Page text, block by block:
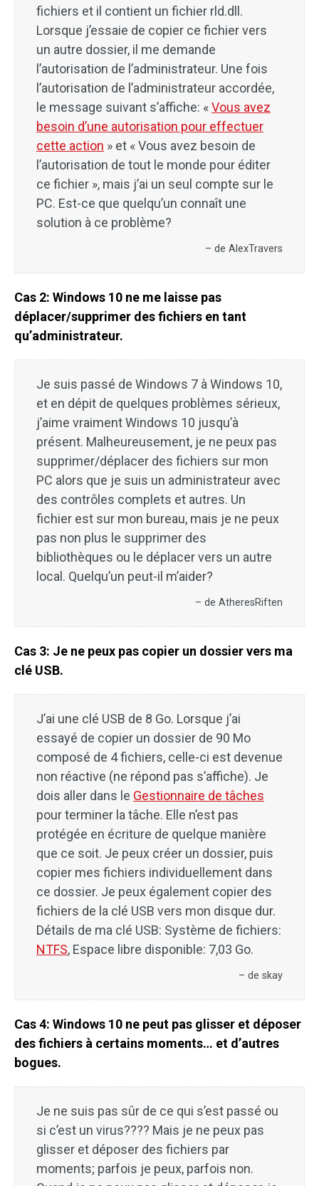
fichiers et il contient un fichier rld.dll.
Lorsque j’essaie de copier ce fichier vers
un autre dossier, il me demande
l’autorisation de l’administrateur. Une fois
l’autorisation de l’administrateur accordée,
le message suivant s’affiche: «Vous avez
besoin d’une autorisation pour effectuer
cette action » et « Vous avez besoin de
l’autorisation de tout le monde pour éditer
ce fichier », mais j’ai un seul compte sur le
PC. Est-ce que quelqu’un connaît une
solution à ce problème?
– de AlexTravers
Cas 2: Windows 10 ne me laisse pas
déplacer/supprimer des fichiers en tant
qu’administrateur.
Je suis passé de Windows 7 à Windows 10,
et en dépit de quelques problèmes sérieux,
j’aime vraiment Windows 10 jusqu’à
présent. Malheureusement, je ne peux pas
supprimer/déplacer des fichiers sur mon
PC alors que je suis un administrateur avec
des contrôles complets et autres. Un
fichier est sur mon bureau, mais je ne peux
pas non plus le supprimer des
bibliothèques ou le déplacer vers un autre
local. Quelqu’un peut-il m’aider?
– de AtheresRiften
Cas 3: Je ne peux pas copier un dossier vers ma
clé USB.
J’ai une clé USB de 8 Go. Lorsque j’ai
essayé de copier un dossier de 90 Mo
composé de 4 fichiers, celle-ci est devenue
non réactive (ne répond pas s’affiche). Je
dois aller dans le Gestionnaire de tâches
pour terminer la tâche. Elle n’est pas
protégée en écriture de quelque manière
que ce soit. Je peux créer un dossier, puis
copier mes fichiers individuellement dans
ce dossier. Je peux également copier des
fichiers de la clé USB vers mon disque dur.
Détails de ma clé USB: Système de fichiers:
NTFS, Espace libre disponible: 7,03 Go.
– de skay
Cas 4: Windows 10 ne peut pas glisser et déposer
des fichiers à certains moments… et d’autres
bogues.
Je ne suis pas sûr de ce qui s’est passé ou
si c’est un virus???? Mais je ne peux pas
glisser et déposer des fichiers par
moments; parfois je peux, parfois non.